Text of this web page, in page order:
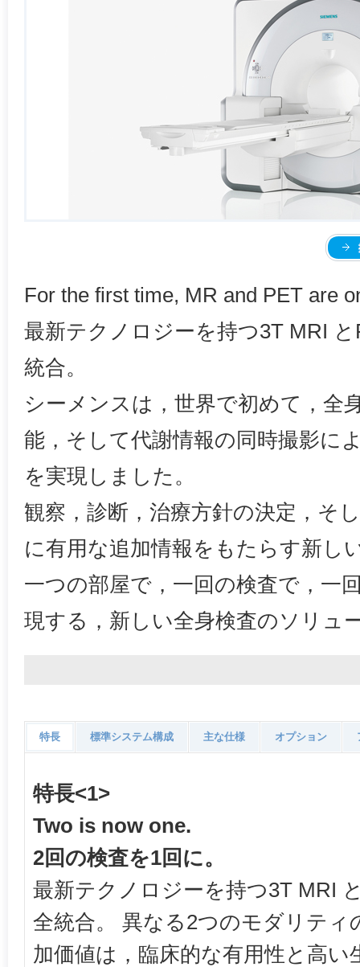
For the first time, MR and PET are
最新テクノロジーを持つ3T MRI
統合。
シーメンスは，世界で初めて，全
能，そして代謝情報の同時撮影に
を実現しました。
観察，診断，治療方針の決定，そ
に有用な追加情報をもたらす新し
一つの部屋で，一回の検査で，一
現する，新しい全身検査のソリュ
特長 標準システム構成 主な仕様 オプション
特長<1>
Two is now one.
2回の検査を1回に。
最新テクノロジーを持つ3T MRI
全統合。 異なる2つのモダリティ
加価値は，臨床的な有用性と高